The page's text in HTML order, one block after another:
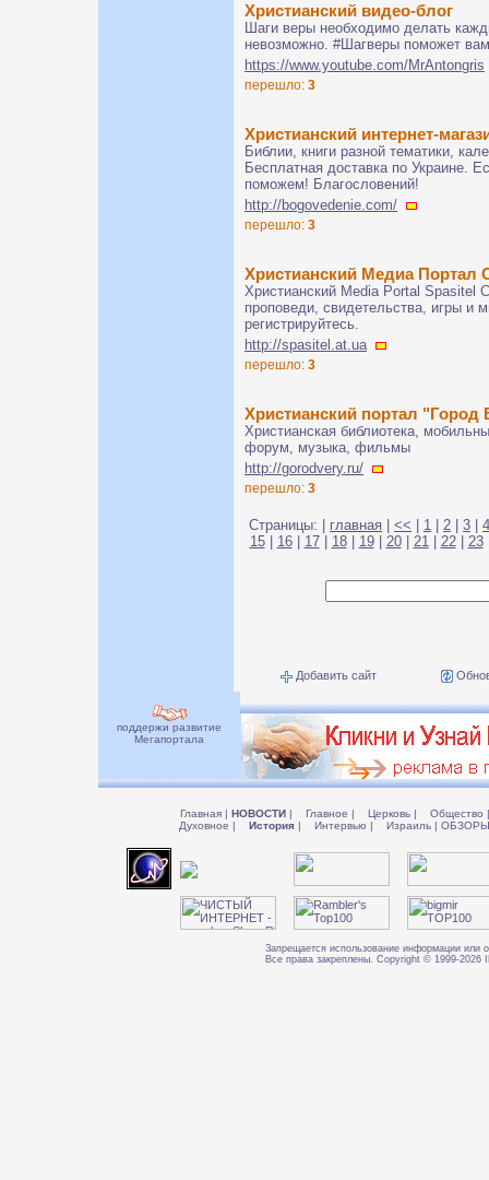
Христианский видео-блог
Шаги веры необходимо делать
невозможно. #Шагверы поможет
https://www.youtube.com/MrAntongris
перешло: 3
Христианский интернет-
Библии, книги разной тематики,
Бесплатная доставка по Украине.
поможем! Благословений!
http://bogovedenie.com/
перешло: 3
Христианский Медиа Портал
Христианский Media Portal
проповеди, свидетельства, игры и
регистрируйтесь.
http://spasitel.at.ua
перешло: 3
Христианский портал
Христианская библиотека,
форум, музыка, фильмы
http://gorodvery.ru/
перешло: 3
Страницы: | главная << 1 2 3
4
15| 16| 17| 18| 19| 20| 21| 22| 23
Добавить сайт
поддержи развитие
Мегапортала
Главная | НОВОСТИ | Главное | Церковь | Общество |
Духовное | История | Интервью | Израиль |
Запрещается использование информации или
Все права закреплены. Copyright © 1999-